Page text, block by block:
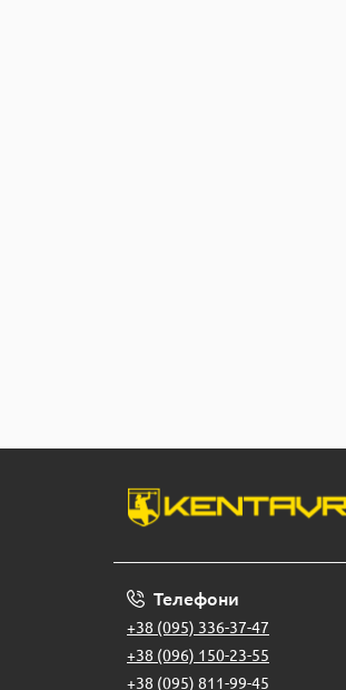
Телефони
+38 (095) 336-37-47
+38 (096) 150-23-55
+38 (095) 811-99-45